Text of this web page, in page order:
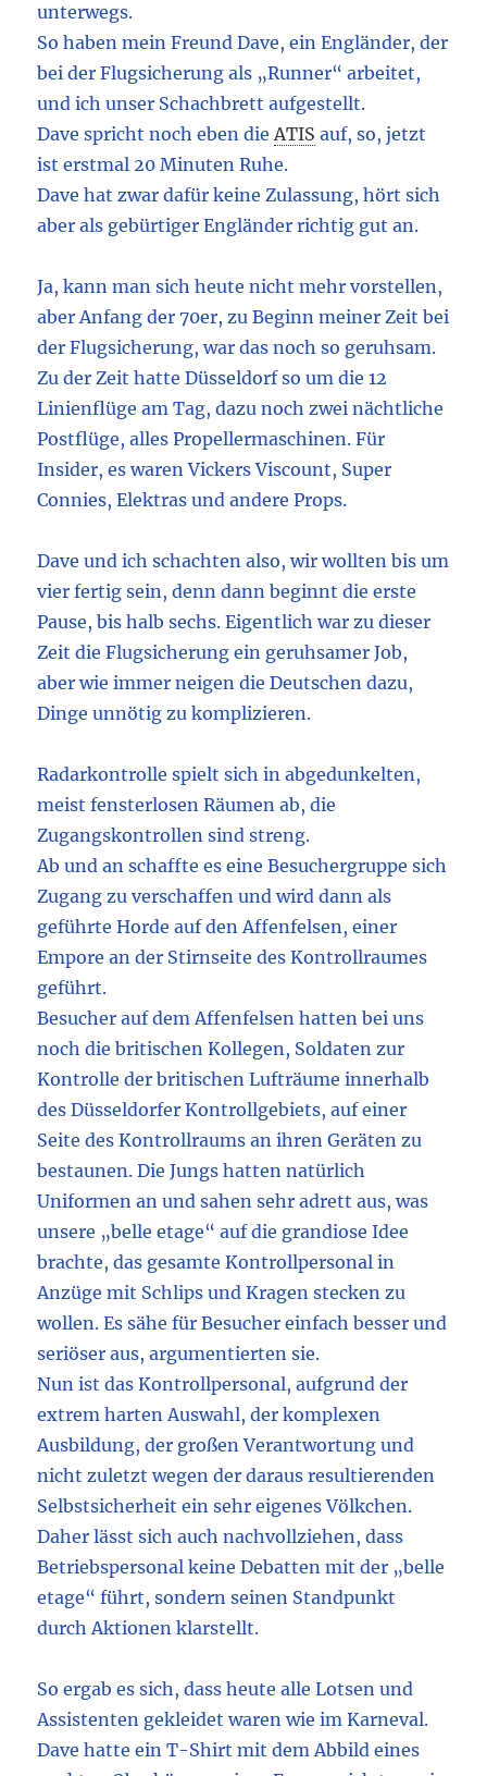
unterwegs.
So haben mein Freund Dave, ein Engländer, der
bei der Flugsicherung als „Runner“ arbeitet,
und ich unser Schachbrett aufgestellt.
Dave spricht noch eben die ATIS auf, so, jetzt
ist erstmal 20 Minuten Ruhe.
Dave hat zwar dafür keine Zulassung, hört sich
aber als gebürtiger Engländer richtig gut an.
Ja, kann man sich heute nicht mehr vorstellen,
aber Anfang der 70er, zu Beginn meiner Zeit bei
der Flugsicherung, war das noch so geruhsam.
Zu der Zeit hatte Düsseldorf so um die 12
Linienflüge am Tag, dazu noch zwei nächtliche
Postflüge, alles Propellermaschinen. Für
Insider, es waren Vickers Viscount, Super
Connies, Elektras und andere Props.
Dave und ich schachten also, wir wollten bis um
vier fertig sein, denn dann beginnt die erste
Pause, bis halb sechs. Eigentlich war zu dieser
Zeit die Flugsicherung ein geruhsamer Job,
aber wie immer neigen die Deutschen dazu,
Dinge unnötig zu komplizieren.
Radarkontrolle spielt sich in abgedunkelten,
meist fensterlosen Räumen ab, die
Zugangskontrollen sind streng.
Ab und an schaffte es eine Besuchergruppe sich
Zugang zu verschaffen und wird dann als
geführte Horde auf den Affenfelsen, einer
Empore an der Stirnseite des Kontrollraumes
geführt.
Besucher auf dem Affenfelsen hatten bei uns
noch die britischen Kollegen, Soldaten zur
Kontrolle der britischen Lufträume innerhalb
des Düsseldorfer Kontrollgebiets, auf einer
Seite des Kontrollraums an ihren Geräten zu
bestaunen. Die Jungs hatten natürlich
Uniformen an und sahen sehr adrett aus, was
unsere „belle etage“ auf die grandiose Idee
brachte, das gesamte Kontrollpersonal in
Anzüge mit Schlips und Kragen stecken zu
wollen. Es sähe für Besucher einfach besser und
seriöser aus, argumentierten sie.
Nun ist das Kontrollpersonal, aufgrund der
extrem harten Auswahl, der komplexen
Ausbildung, der großen Verantwortung und
nicht zuletzt wegen der daraus resultierenden
Selbstsicherheit ein sehr eigenes Völkchen.
Daher lässt sich auch nachvollziehen, dass
Betriebspersonal keine Debatten mit der „belle
etage“ führt, sondern seinen Standpunkt
durch Aktionen klarstellt.
So ergab es sich, dass heute alle Lotsen und
Assistenten gekleidet waren wie im Karneval.
Dave hatte ein T-Shirt mit dem Abbild eines